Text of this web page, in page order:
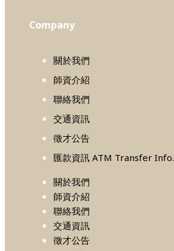
Company
關於我們
師資介紹
聯絡我們
交通資訊
徵才公告
匯款資訊 ATM Transfer Info.
關於我們
師資介紹
聯絡我們
交通資訊
徵才公告